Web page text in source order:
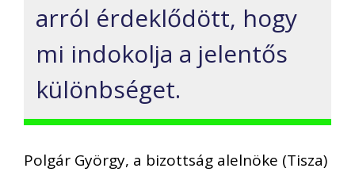
arról érdeklődött, hogy
mi indokolja a jelentős
különbséget.
Polgár György, a bizottság alelnöke (Tisza)